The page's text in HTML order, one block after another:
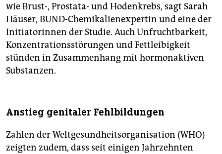
wie Brust-, Prostata- und Hodenkrebs, sagt Sarah
Häuser, BUND-Chemikalienexpertin und eine der
Initiatorinnen der Studie. Auch Unfruchtbarkeit,
Konzentrationsstörungen und Fettleibigkeit
stünden in Zusammenhang mit hormonaktiven
Substanzen.
Anstieg genitaler Fehlbildungen
Zahlen der Weltgesundheitsorganisation (WHO)
zeigten zudem, dass seit einigen Jahrzehnten